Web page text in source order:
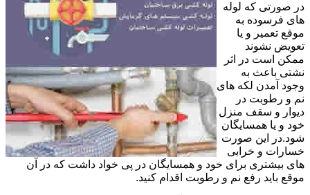
در صورتی که لوله
های فرسوده به
موقع تعمیر و یا
تعویض نشوند
ممکن است در اثر
نشتی باعث به
وجود آمدن لکه های
نم و رطوبت در
دیوار و سقف منزل
خود و یا همسایگان
شود.در این صورت
خسارات و خرابی
های بیشتری برای خود و همسایگان در پی خواد داشت که در آن
موقع باید رفع نم و رطوبت اقدام کنید.